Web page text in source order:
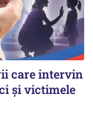
care intervin
și victimele